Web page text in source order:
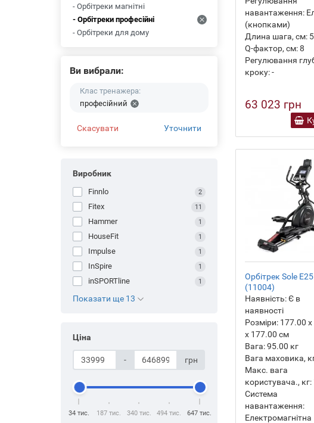
- Орбітреки магнітні
- Орбітреки професійні
- Орбітреки для дому
Ви вибрали:
Клас тренажера:
професійний
Скасувати Уточнити
Виробник
Finnlo 2
Fitex 11
Hammer 1
HouseFit 1
Impulse 1
InSpire 1
inSPORTline 1
Показати ще 13
Ціна
- грн
34 тис. 187 тис. 340 тис. 494 тис. 647 тис.
навантаження:
(кнопками)
Длина шага, см:
Q-фактор, см:8
Регулювання
кроку:-
63 023 грн
Орбітрек Sole E25
(11004)
Наявність:Є в
наявності
Розміри:177.00 х
х 177.00 см
Вага: 95.00 кг
Вага маховика,
Макс. вага
користувача., кг:
Система
навантаження:
Електромагнітна